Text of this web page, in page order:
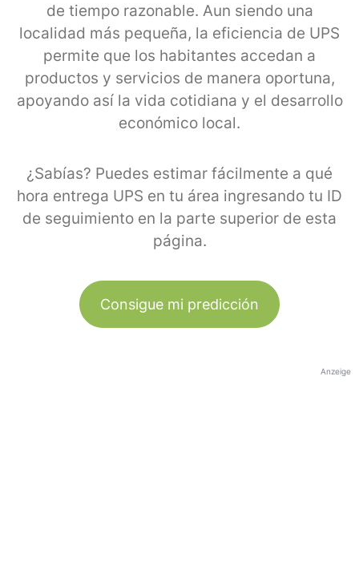
de tiempo razonable. Aun siendo una
localidad más pequeña, la eficiencia de UPS
permite que los habitantes accedan a
productos y servicios de manera oportuna,
apoyando así la vida cotidiana y el desarrollo
económico local.
¿Sabías? Puedes estimar fácilmente a qué
hora entrega UPS en tu área ingresando tu ID
de seguimiento en la parte superior de esta
página.
Consigue mi predicción
Anzeige